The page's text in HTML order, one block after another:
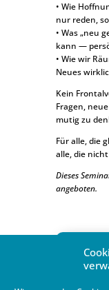
• Wie
nur reden,
• Was „neu
kann —
• Wie wir
Neues
Kein
Fragen,
mutig zu
Für alle, die
alle, die
Dieses
angeboten.